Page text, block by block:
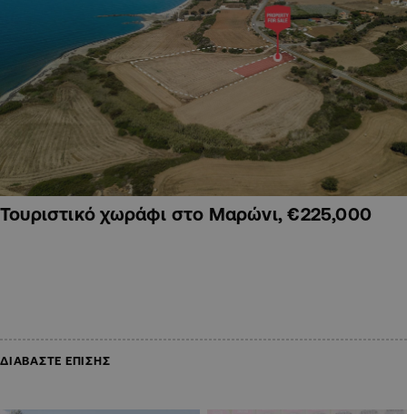
Τουριστικό χωράφι στο Μαρώνι, €225,000
ΔΙΑΒΑΣΤΕ ΕΠΙΣΗΣ